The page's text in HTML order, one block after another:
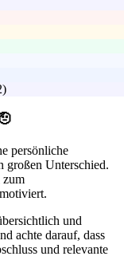
persönliche
großen Unterschied.
zum
und
achte darauf, dass
und relevante